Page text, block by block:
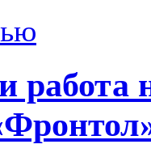
работа